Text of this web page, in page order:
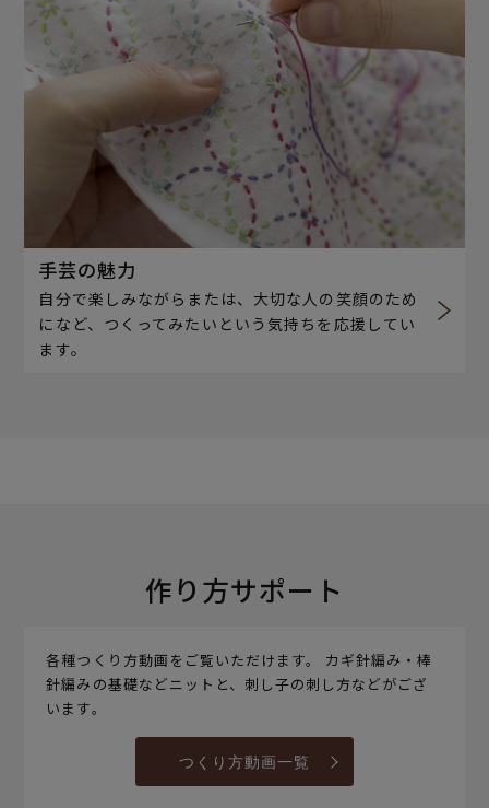
手芸の魅力
自分で楽しみながらまたは、大切な人の笑顔のため
になど、つくってみたいという気持ちを応援してい
ます。
作り方サポート
各種つくり方動画をご覧いただけます。 カギ針編み・棒
針編みの基礎などニットと、刺し子の刺し方などがござ
います。
つくり方動画一覧